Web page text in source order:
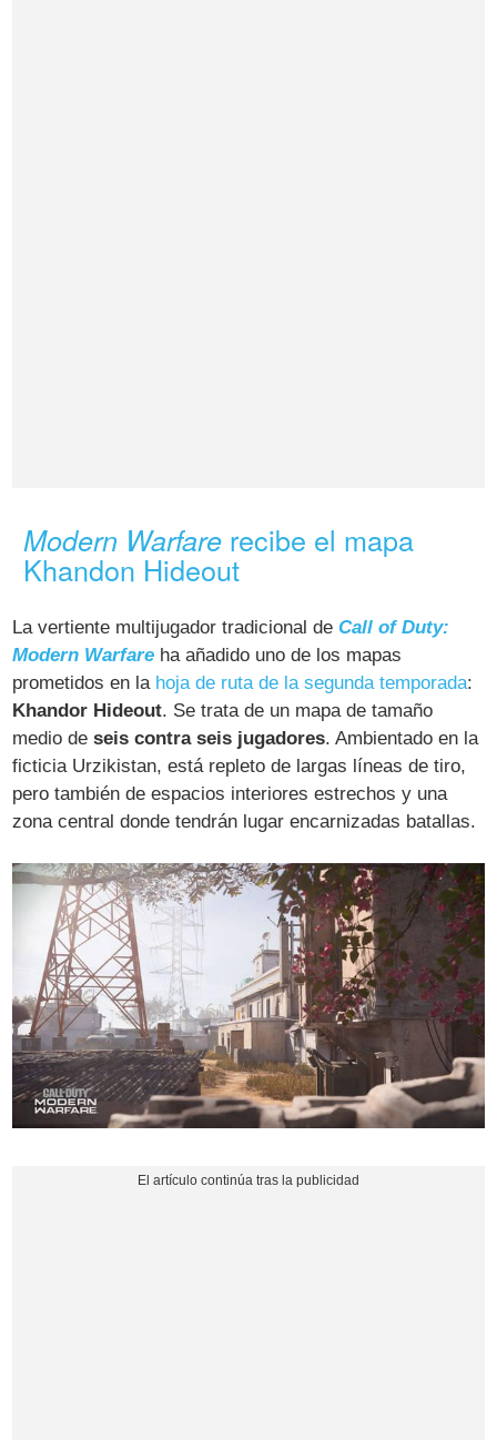
Modern Warfare recibe el mapa
Khandon Hideout
La vertiente multijugador tradicional deCall of Duty:
Modern Warfare ha añadido uno de los mapas
prometidos en la hoja de ruta de la segunda temporada:
Khandor Hideout. Se trata de un mapa de tamaño
medio deseis contra seis jugadores. Ambientado en la
ficticia Urzikistan, está repleto de largas líneas de tiro,
pero también de espacios interiores estrechos y una
zona central donde tendrán lugar encarnizadas batallas.